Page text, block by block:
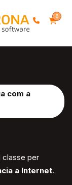
0
com a
classe per
a Internet.